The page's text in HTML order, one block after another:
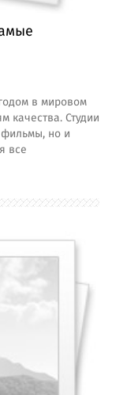
в мировом
качества. Студии
но и
все